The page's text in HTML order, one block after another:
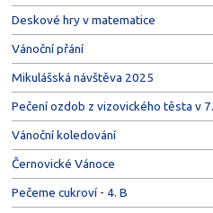
Deskové hry v matematice
Vánoční přání
Mikulášská návštěva 2025
Pečení ozdob z vizovického těsta v
Vánoční koledování
Černovické Vánoce
Pečeme cukroví - 4. B